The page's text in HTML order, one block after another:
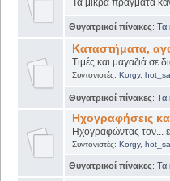
Θυγατρικοί πίνακες: Τα
Καταστήματα,
Τιμές και μαγαζιά σε
Συντονιστές: Korgy,
Θυγατρικοί πίνακες: Τα
Ηχογραφήσεις
Ηχογραφώντας τον...
Συντονιστές: Korgy,
Θυγατρικοί πίνακες: Τα